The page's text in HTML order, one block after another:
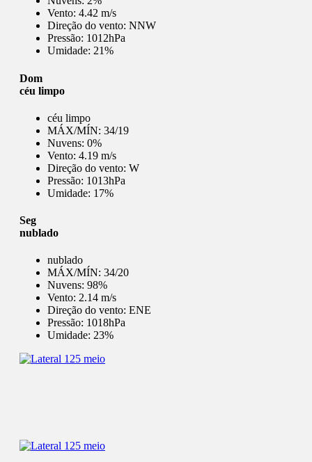
Vento: 4.42 m/s
Direção do vento: NNW
Pressão: 1012hPa
Umidade: 21%
Dom
céu limpo
céu limpo
MÁX/MÍN: 34/19
Nuvens: 0%
Vento: 4.19 m/s
Direção do vento: W
Pressão: 1013hPa
Umidade: 17%
Seg
nublado
nublado
MÁX/MÍN: 34/20
Nuvens: 98%
Vento: 2.14 m/s
Direção do vento: ENE
Pressão: 1018hPa
Umidade: 23%